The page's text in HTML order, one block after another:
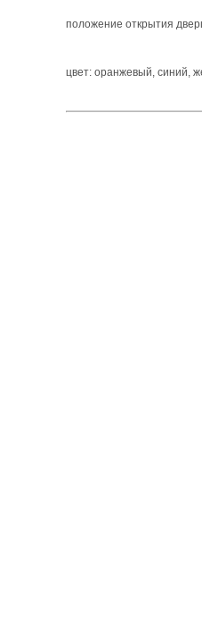
положение открытия
цвет: оранжевый, синий,